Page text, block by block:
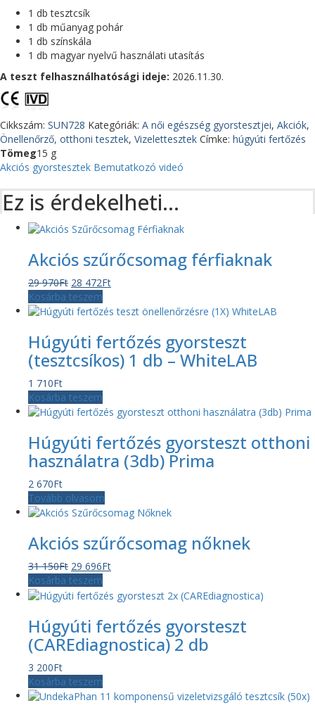
1 db tesztcsík
1 db műanyag pohár
1 db színskála
1 db magyar nyelvű használati utasítás
A teszt felhasználhatósági ideje: 2026.11.30.
Cikkszám: SUN728 Kategóriák: A női egészség gyorstesztjei, Akciók,
Önellenőrző, otthoni tesztek, Vizelettesztek Címke: húgyúti fertőzés
Tömeg15 g
Akciós gyorstesztek Bemutatkozó videó
Ez is érdekelheti…
Akciós szűrőcsomag férfiaknak
29 970Ft Original
price
was:
970Ft.
28 472FtCurrent
is:
472Ft.
Kosárba teszem
Húgyúti fertőzés gyorsteszt
(tesztcsíkos) 1 db – WhiteLAB
1 710Ft
Kosárba teszem
Húgyúti fertőzés gyorsteszt otthoni
használatra (3db) Prima
2 670Ft
Tovább olvasom
Akciós szűrőcsomag nőknek
31 150Ft Original
price
was:
150Ft.
29 696FtCurrent
is:
696Ft.
Kosárba teszem
Húgyúti fertőzés gyorsteszt
(CAREdiagnostica) 2 db
3 200Ft
Kosárba teszem